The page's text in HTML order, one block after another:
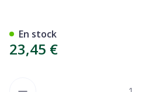
23,45 €
En stock